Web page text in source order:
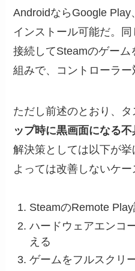
AndroidならGoogle Play
インストール可能だ。
接続してSteamのゲー
組みで、コントローラー
ただし前述のとおり、
ップ時に黒画面になる不
解決策としては以下が
よっては改善しないケー
SteamのRemote
ハードウェアエンコ
える
ゲームをフルスクリ